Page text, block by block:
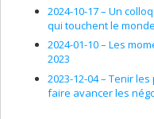
2024-10-17 – Un
qui touchent le
2024-01-10 – Les
2023
2023-12-04 – Tenir les
faire avancer les